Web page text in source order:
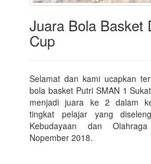
Juara Bola Basket
Cup
Selamat dan kami ucapkan
bola basket Putri SMAN 1
menjadi juara ke 2 dalam
tingkat pelajar yang
Kebudayaan dan
Nopember 2018.